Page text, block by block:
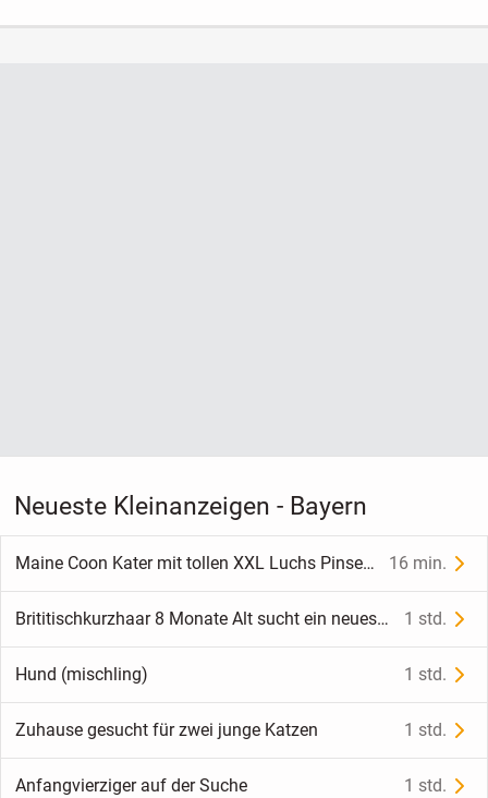
Neueste Kleinanzeigen - Bayern
Maine Coon Kater mit tollen XXL Luchs Pinseln 16 min.
Brititischkurzhaar 8 Monate Alt sucht ein neues Zuhause 1 std.
Hund (mischling) 1 std.
Zuhause gesucht für zwei junge Katzen 1 std.
Anfangvierziger auf der Suche 1 std.